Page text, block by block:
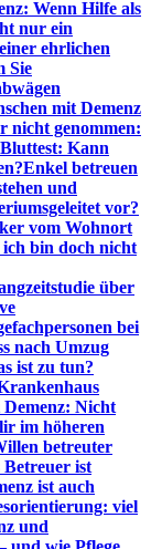
Wenn Hilfe als
nur ein
ehrlichen
Sie
mit Demenz
nicht genommen:
Kann
Enkel betreuen
und
vor?
vom Wohnort
ich bin doch nicht
über
bei
nach Umzug
ist zu tun?
Nicht
im höheren
betreuter
Betreuer ist
ist auch
viel
und